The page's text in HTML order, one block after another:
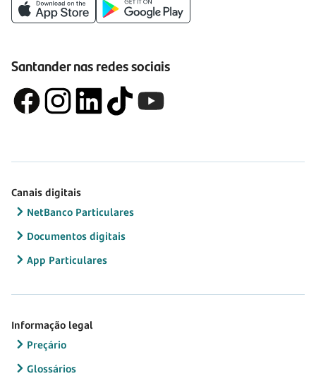
Santander nas redes sociais
Canais digitais
NetBanco Particulares
Documentos digitais
App Particulares
Informação legal
Preçário
Glossários